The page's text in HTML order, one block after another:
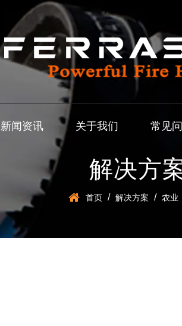
新闻资讯 关于我们 常见
解决方
首页 / 解决方案 / 农业